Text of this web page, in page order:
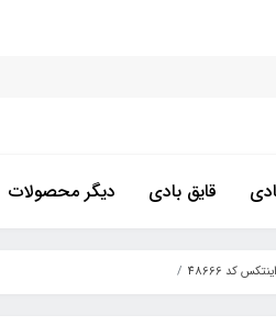
قایق بادی دیگر محصولات
کد 48666